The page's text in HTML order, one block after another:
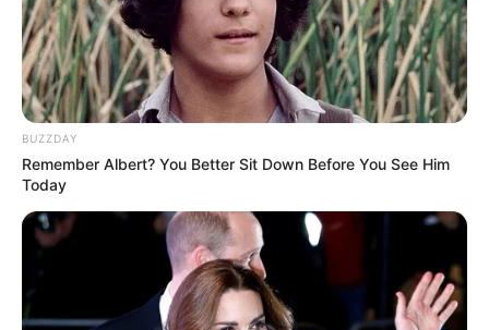
BUZZDAY
Remember Albert? You Better Sit Down Before You See Him
Today